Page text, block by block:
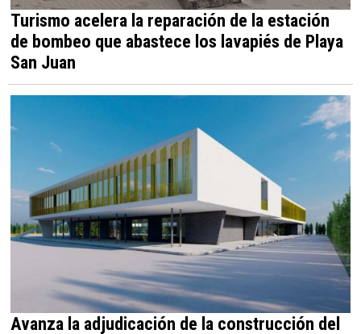
Turismo acelera la reparación de la estación
de bombeo que abastece los lavapiés de Playa
San Juan
Avanza la adjudicación de la construcción del